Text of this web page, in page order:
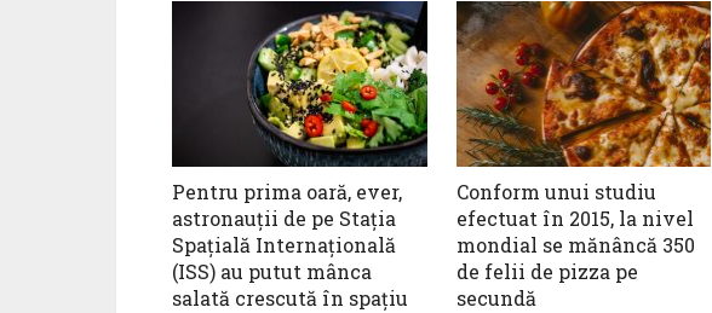
Pentru prima oară, ever,
astronauții de pe Staţia
Spaţială Internaţională
(ISS) au putut mânca
salată crescută în spațiu
Conform unui studiu
efectuat în 2015, la nivel
mondial se mănâncă 350
de felii de pizza pe
secundă